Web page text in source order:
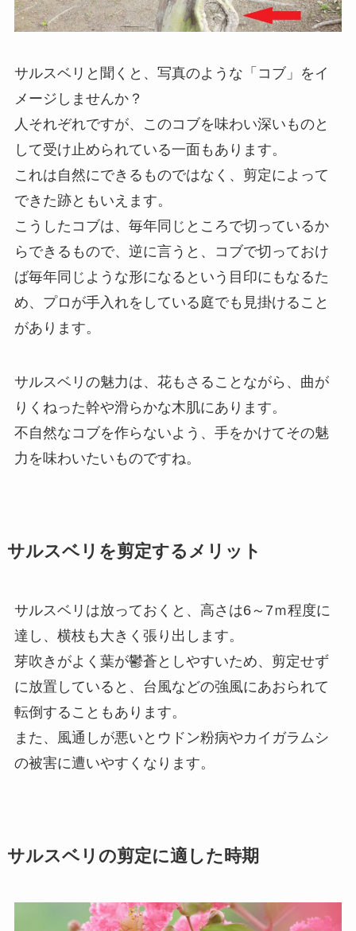
サルスベリと聞くと、写真のような「コブ」をイ
メージしませんか？
人それぞれですが、このコブを味わい深いものと
して受け止められている一面もあります。
これは自然にできるものではなく、剪定によって
できた跡ともいえます。
こうしたコブは、毎年同じところで切っているか
らできるもので、逆に言うと、コブで切っておけ
ば毎年同じような形になるという目印にもなるた
め、プロが手入れをしている庭でも見掛けること
があります。
サルスベリの魅力は、花もさることながら、曲が
りくねった幹や滑らかな木肌にあります。
不自然なコブを作らないよう、手をかけてその魅
力を味わいたいものですね。
サルスベリを剪定するメリット
サルスベリは放っておくと、高さは6～7ｍ程度に
達し、横枝も大きく張り出します。
芽吹きがよく葉が鬱蒼としやすいため、剪定せず
に放置していると、台風などの強風にあおられて
転倒することもあります。
また、風通しが悪いとウドン粉病やカイガラムシ
の被害に遭いやすくなります。
サルスベリの剪定に適した時期